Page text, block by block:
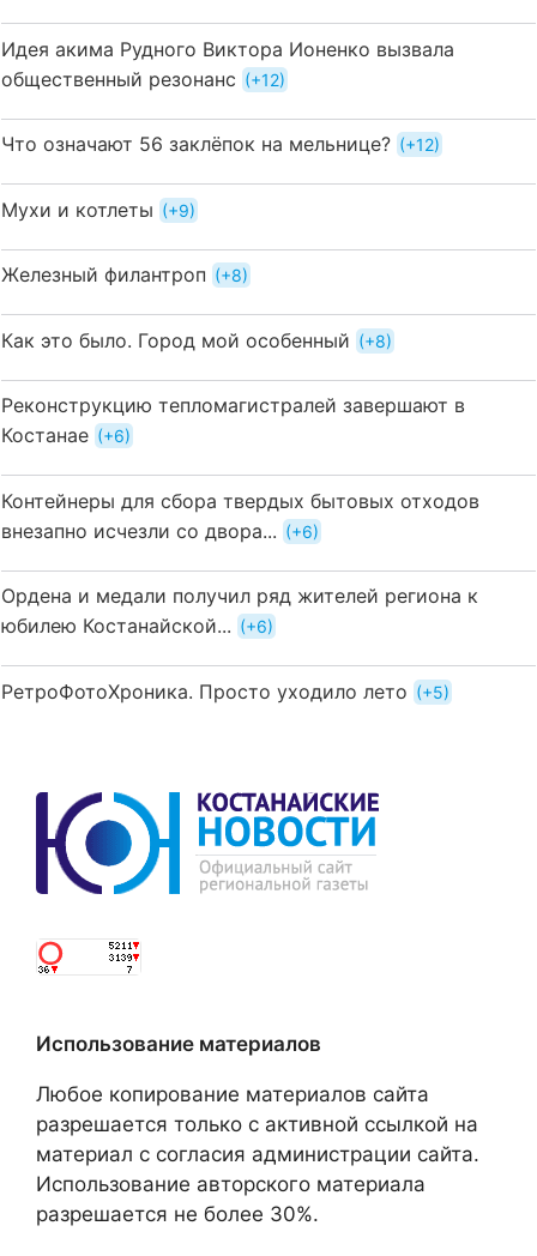
Идея акима Рудного Виктора Ионенко вызвала
общественный резонанс
+12
Что означают 56 заклёпок на мельнице? +12
Мухи и котлеты +9
Железный филантроп +8
Как это было. Город мой особенный +8
Реконструкцию тепломагистралей завершают в
Костанае
+6
Контейнеры для сбора твердых бытовых отходов
внезапно исчезли со двора...
+6
Ордена и медали получил ряд жителей региона к
юбилею Костанайской...
+6
РетроФотоХроника. Просто уходило лето +5
Использование материалов
Любое копирование материалов сайта
разрешается только с активной ссылкой на
материал с согласия администрации сайта.
Использование авторского материала
разрешается не более 30%.